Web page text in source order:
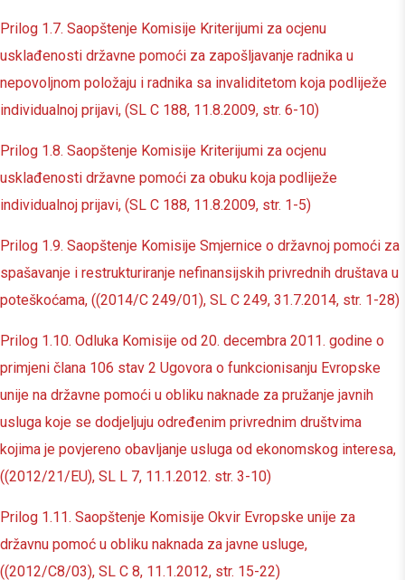
Prilog 1.7. Saopštenje Komisije Kriterijumi za ocjenu
usklađenosti državne pomoći za zapošljavanje radnika u
nepovoljnom položaju i radnika sa invaliditetom koja podliježe
individualnoj prijavi, (SL C 188, 11.8.2009, str. 6-10)
Prilog 1.8. Saopštenje Komisije Kriterijumi za ocjenu
usklađenosti državne pomoći za obuku koja podliježe
individualnoj prijavi, (SL C 188, 11.8.2009, str. 1-5)
Prilog 1.9. Saopštenje Komisije Smjernice o državnoj pomoći za
spašavanje i restrukturiranje nefinansijskih privrednih društava u
poteškoćama, ((2014/C 249/01), SL C 249, 31.7.2014, str. 1-28)
Prilog 1.10. Odluka Komisije od 20. decembra 2011. godine o
primjeni člana 106 stav 2 Ugovora o funkcionisanju Evropske
unije na državne pomoći u obliku naknade za pružanje javnih
usluga koje se dodjeljuju određenim privrednim društvima
kojima je povjereno obavljanje usluga od ekonomskog interesa,
((2012/21/EU), SL L 7, 11.1.2012. str. 3-10)
Prilog 1.11. Saopštenje Komisije Okvir Evropske unije za
državnu pomoć u obliku naknada za javne usluge,
((2012/C8/03), SL C 8, 11.1.2012, str. 15-22)